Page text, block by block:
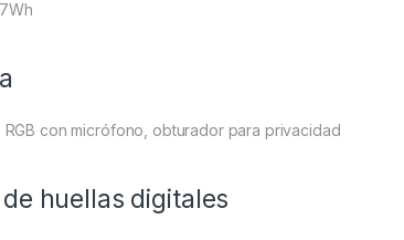
RGB con micrófono, obturador para privacidad
huellas digitales